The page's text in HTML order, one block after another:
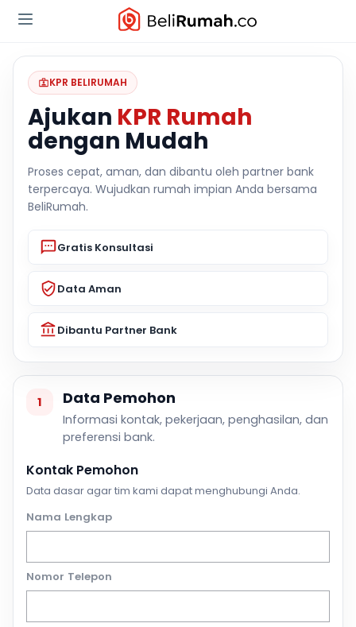
KPR BELIRUMAH
Ajukan KPR Rumah
dengan Mudah
Proses cepat, aman, dan dibantu oleh partner bank
terpercaya. Wujudkan rumah impian Anda bersama
BeliRumah.
Gratis Konsultasi
Data Aman
Dibantu Partner Bank
1 Data Pemohon
Informasi kontak, pekerjaan, penghasilan, dan
preferensi bank.
Kontak Pemohon
Data dasar agar tim kami dapat menghubungi Anda.
Nama Lengkap
Nomor Telepon